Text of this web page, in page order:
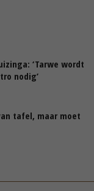
‘Tarwe wordt
nodig’
tafel, maar moet